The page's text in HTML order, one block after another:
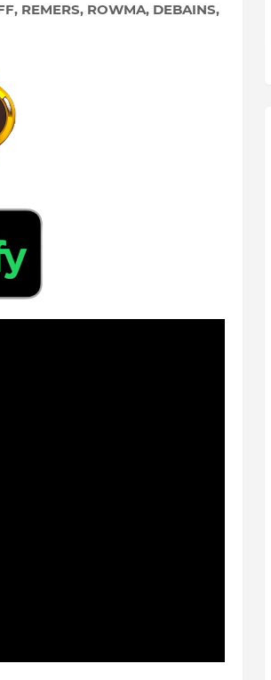
REMERS, ROWMA, DEBAINS,